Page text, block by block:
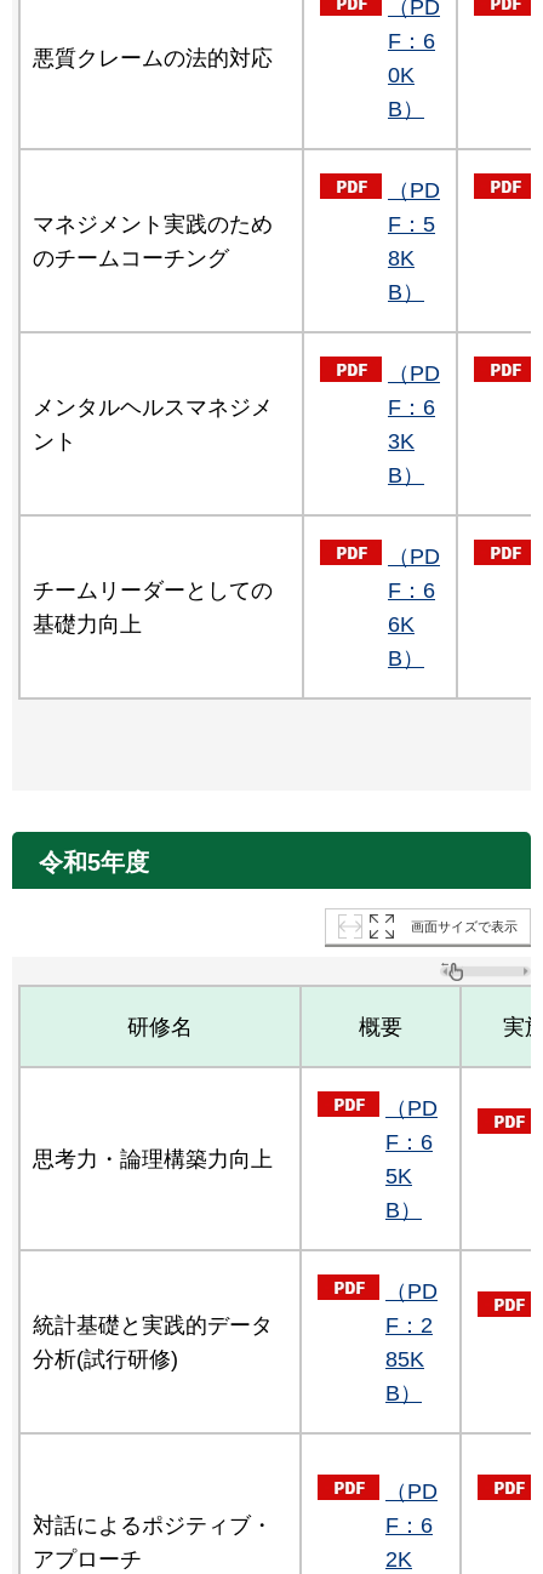
悪質クレームの法的対応
（PD
F：6
0K
B）
マネジメント実践のため
のチームコーチング
（PD
F：5
8K
B）
メンタルヘルスマネジメ
ント
（PD
F：6
3K
B）
チームリーダーとしての
基礎力向上
（PD
F：6
6K
B）
令和5年度
画面サイズで表示
研修名 概要 実
思考力・論理構築力向上
（PD
F：6
5K
B）
統計基礎と実践的データ
分析(試行研修)
（PD
F：2
85K
B）
対話によるポジティブ・
アプローチ
（PD
F：6
2K